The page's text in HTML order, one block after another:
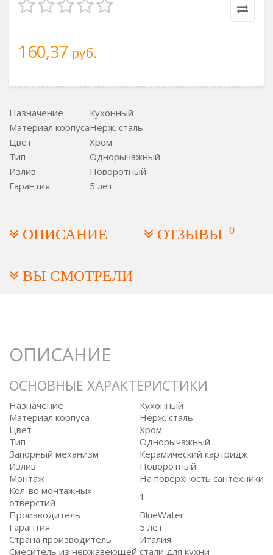
160,37 руб.
Назначение
Кухонный
Материал корпусаНерж. сталь
Цвет
Хром
Тип
Однорычажный
Излив
Поворотный
Гарантия
5 лет
ОПИСАНИЕ ОТЗЫВЫ 0
ВЫ СМОТРЕЛИ
ОПИСАНИЕ
ОСНОВНЫЕ ХАРАКТЕРИСТИКИ
Назначение
Кухонный
Материал корпуса
Нерж. сталь
Цвет
Хром
Тип
Однорычажный
Запорный механизм
Керамический картридж
Излив
Поворотный
Монтаж
На поверхность сантехники
Кол-во монтажных
отверстий
1
Производитель
BlueWater
Гарантия
5 лет
Страна производитель
Италия
Смеситель из нержавеющей стали для кухни